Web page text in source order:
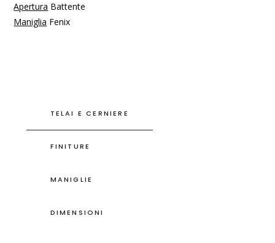
Apertura Battente
Maniglia Fenix
TELAI E CERNIERE
FINITURE
MANIGLIE
DIMENSIONI